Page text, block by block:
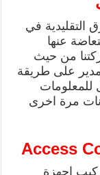
التقليدية في
عنها
من حيث
على طريقة
للمعلومات
مرة اخرى
Access
اجهزة